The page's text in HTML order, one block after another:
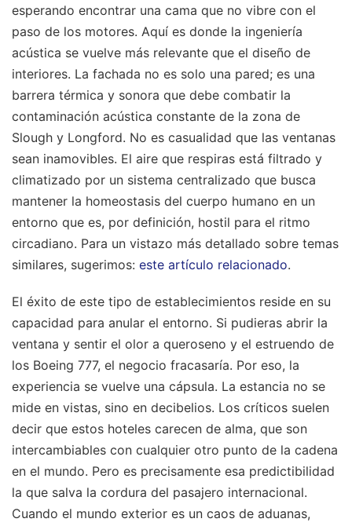
esperando encontrar una cama que no vibre con el
paso de los motores. Aquí es donde la ingeniería
acústica se vuelve más relevante que el diseño de
interiores. La fachada no es solo una pared; es una
barrera térmica y sonora que debe combatir la
contaminación acústica constante de la zona de
Slough y Longford. No es casualidad que las ventanas
sean inamovibles. El aire que respiras está filtrado y
climatizado por un sistema centralizado que busca
mantener la homeostasis del cuerpo humano en un
entorno que es, por definición, hostil para el ritmo
circadiano. Para un vistazo más detallado sobre temas
similares, sugerimos: este artículo relacionado.
El éxito de este tipo de establecimientos reside en su
capacidad para anular el entorno. Si pudieras abrir la
ventana y sentir el olor a queroseno y el estruendo de
los Boeing 777, el negocio fracasaría. Por eso, la
experiencia se vuelve una cápsula. La estancia no se
mide en vistas, sino en decibelios. Los críticos suelen
decir que estos hoteles carecen de alma, que son
intercambiables con cualquier otro punto de la cadena
en el mundo. Pero es precisamente esa predictibilidad
la que salva la cordura del pasajero internacional.
Cuando el mundo exterior es un caos de aduanas,